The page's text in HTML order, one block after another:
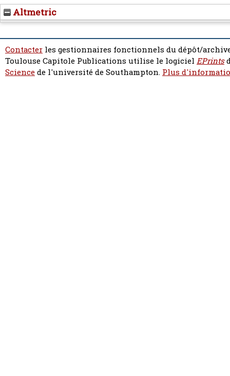
Altmetric
Contacter les gestionnaires fonctionnels du dépôt/
Toulouse Capitole Publications utilise le logiciel EPrints
Sciencede l'université de Southampton. Plus